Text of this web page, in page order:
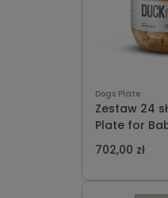
Dogs Plate
Zestaw 24
Plate for
oszczędzasz
702,00 zł